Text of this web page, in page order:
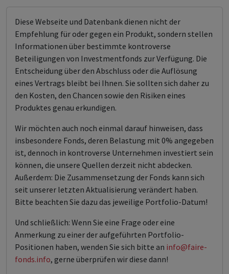
Diese Webseite und Datenbank dienen nicht der
Empfehlung für oder gegen ein Produkt, sondern stellen
Informationen über bestimmte kontroverse
Beteiligungen von Investmentfonds zur Verfügung. Die
Entscheidung über den Abschluss oder die Auflösung
eines Vertrags bleibt bei Ihnen. Sie sollten sich daher zu
den Kosten, den Chancen sowie den Risiken eines
Produktes genau erkundigen.
Wir möchten auch noch einmal darauf hinweisen, dass
insbesondere Fonds, deren Belastung mit 0% angegeben
ist, dennoch in kontroverse Unternehmen investiert sein
können, die unsere Quellen derzeit nicht abdecken.
Außerdem: Die Zusammensetzung der Fonds kann sich
seit unserer letzten Aktualisierung verändert haben.
Bitte beachten Sie dazu das jeweilige Portfolio-Datum!
Und schließlich: Wenn Sie eine Frage oder eine
Anmerkung zu einer der aufgeführten Portfolio-
Positionen haben, wenden Sie sich bitte an info@faire-
fonds.info, gerne überprüfen wir diese dann!